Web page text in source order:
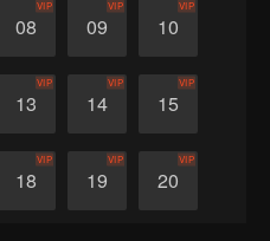
08
VIP
09
VIP
10
VIP
13
VIP
14
VIP
15
VIP
18
VIP
19
VIP
20
VIP